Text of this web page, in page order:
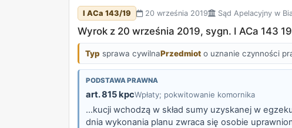
I ACa 143/19 20 września 2019 Sąd Apelacyjny w
Wyrok z 20 września 2019, sygn. I ACa 143 19
Typ sprawa cywilnaPrzedmiot o uznanie czynności
PODSTAWA PRAWNA
art. 815 kpcWpłaty; pokwitowanie komornika
...kucji wchodzą w skład sumy uzyskanej w
dnia wykonania planu zwraca się osobie